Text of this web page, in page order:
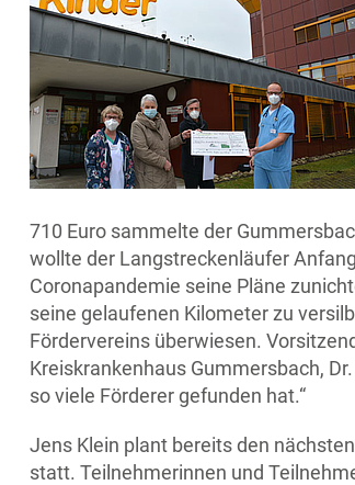
710 Euro sammelte der
wollte der Langstreckenläufer
Coronapandemie seine Pläne
seine gelaufenen Kilometer zu
Fördervereins überwiesen.
Kreiskrankenhaus Gummersbach,
so viele Förderer gefunden hat.“
Jens Klein plant bereits den
statt. Teilnehmerinnen und